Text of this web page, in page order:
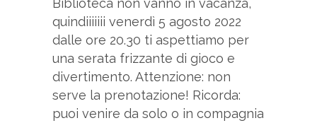
Biblioteca non vanno in vacanza,
quindiiiiiii venerdì 5 agosto 2022
dalle ore 20.30 ti aspettiamo per
una serata frizzante di gioco e
divertimento. Attenzione: non
serve la prenotazione! Ricorda:
puoi venire da solo o in compagnia